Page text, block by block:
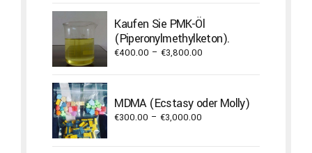
through
€3,000.00
Kaufen Sie PMK-Öl
(Piperonylmethylketon).
€400.00 – €3,800.00
through
€3,800.00
MDMA (Ecstasy oder Molly)
€300.00 – €3,000.00